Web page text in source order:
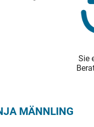
Sie
MÄNNLING